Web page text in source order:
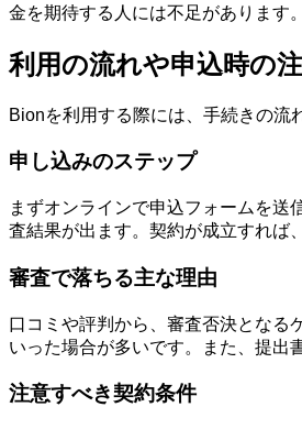
金を期待する人には不足があります
利用の流れや申込時の
Bionを利用する際には、手続きの流
申し込みのステップ
まずオンラインで申込フォームを
査結果が出ます。契約が成立すれば
審査で落ちる主な理由
口コミや評判から、審査否決となる
いった場合が多いです。また、提出
注意すべき契約条件